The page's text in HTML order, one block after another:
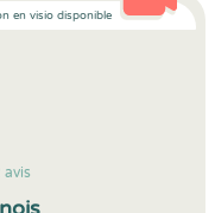
en visio disponible
avis